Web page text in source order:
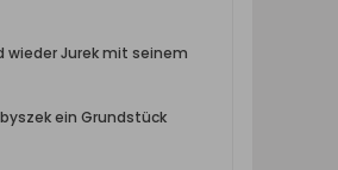
wieder Jurek mit seinem
ein Grundstück